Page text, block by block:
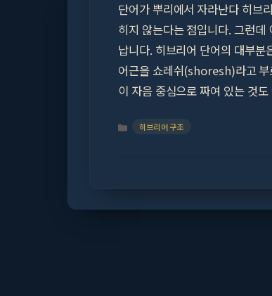
단어가 뿌리에서 자라난다 히브
히지 않는다는 점입니다. 그런데
납니다. 히브리어 단어의 대부분
어근을 쇼레쉬(shoresh)라고 부
이 자음 중심으로 짜여 있는 것
Categories히브리어 구조